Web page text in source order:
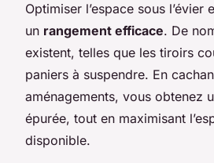
Optimiser l’espace sous l’évier
un rangement efficace. De
existent, telles que les tiroirs
paniers à suspendre. En
aménagements, vous obtenez
épurée, tout en maximisant
disponible.